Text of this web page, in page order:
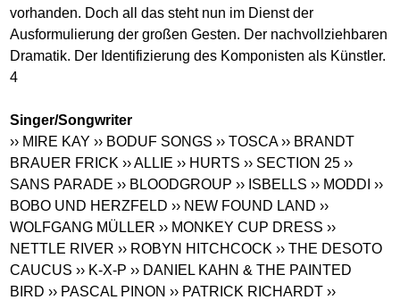
vorhanden. Doch all das steht nun im Dienst der
Ausformulierung der großen Gesten. Der nachvollziehbaren
Dramatik. Der Identifizierung des Komponisten als Künstler.
4
Singer/Songwriter
›› MIRE KAY ›› BODUF SONGS ›› TOSCA ›› BRANDT
BRAUER FRICK ›› ALLIE ›› HURTS ›› SECTION 25 ››
SANS PARADE ›› BLOODGROUP ›› ISBELLS ›› MODDI ››
BOBO UND HERZFELD ›› NEW FOUND LAND ››
WOLFGANG MÜLLER ›› MONKEY CUP DRESS ››
NETTLE RIVER ›› ROBYN HITCHCOCK ›› THE DESOTO
CAUCUS ›› K-X-P ›› DANIEL KAHN & THE PAINTED
BIRD ›› PASCAL PINON ›› PATRICK RICHARDT ››